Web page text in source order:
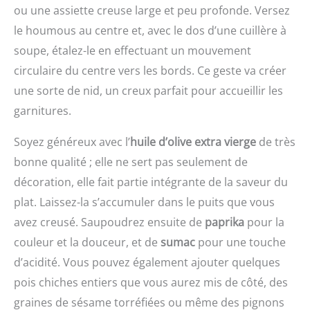
incontournable de la
cuise du Moyen-Orient et
de l'Est de la
Méditerranée est connu
pour être un ingrédient
clé de la préparation de
l'houmous.
Engagement qualité:
Nous respectons des
normes exceptionnelles
tout au long de la chaîne
de valeur, de la culture à
l'emballage, afin de
assurer une qualité
Les mixeurs Ninja Detect
vous permettent de
prendre le contrôle de
votre cuisine. Profitez de
la technologie
automatique BlendSense,
guide de recettes INCLUS
: Base moteur 1200 W,
récipient 2L et couvercle
(liquide max. 1,9L), bol de
1,8L (remplissage max.
1,6L), gobelet 680 ml
(liquide max. 644 ml),
lame Ninja à
écraser/hacher, lame à
hacher, lame à pâte,
lames Hybrid Edge Les
robot est équipé d'une
fonction moulin à café
café et épices / Couteau
multifonction MultiLevel6
doté de 3 doubles lames
La grande capacité du
de pâte à gâteau / Mini-
hachoir avec 4 lames inox
quantités de viande
Livraison : 1 x Bosch
MultiTalent 3 robot de
cuisine / Robot
multifonctions pour
réaliser plus de 50 tâches
différentes / Avec
accessoires de série /
Couleur : Noir/Inox
ou une assiette creuse large et peu profonde. Versez
le houmous au centre et, avec le dos d’une cuillère à
soupe, étalez-le en effectuant un mouvement
circulaire du centre vers les bords. Ce geste va créer
une sorte de nid, un creux parfait pour accueillir les
garnitures.
Soyez généreux avec l’huile d’olive extra vierge de très
bonne qualité ; elle ne sert pas seulement de
décoration, elle fait partie intégrante de la saveur du
plat. Laissez-la s’accumuler dans le puits que vous
avez creusé. Saupoudrez ensuite de paprika pour la
couleur et la douceur, et de sumac pour une touche
d’acidité. Vous pouvez également ajouter quelques
pois chiches entiers que vous aurez mis de côté, des
graines de sésame torréfiées ou même des pignons